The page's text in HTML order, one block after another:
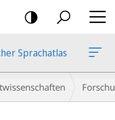
Sprachatlas